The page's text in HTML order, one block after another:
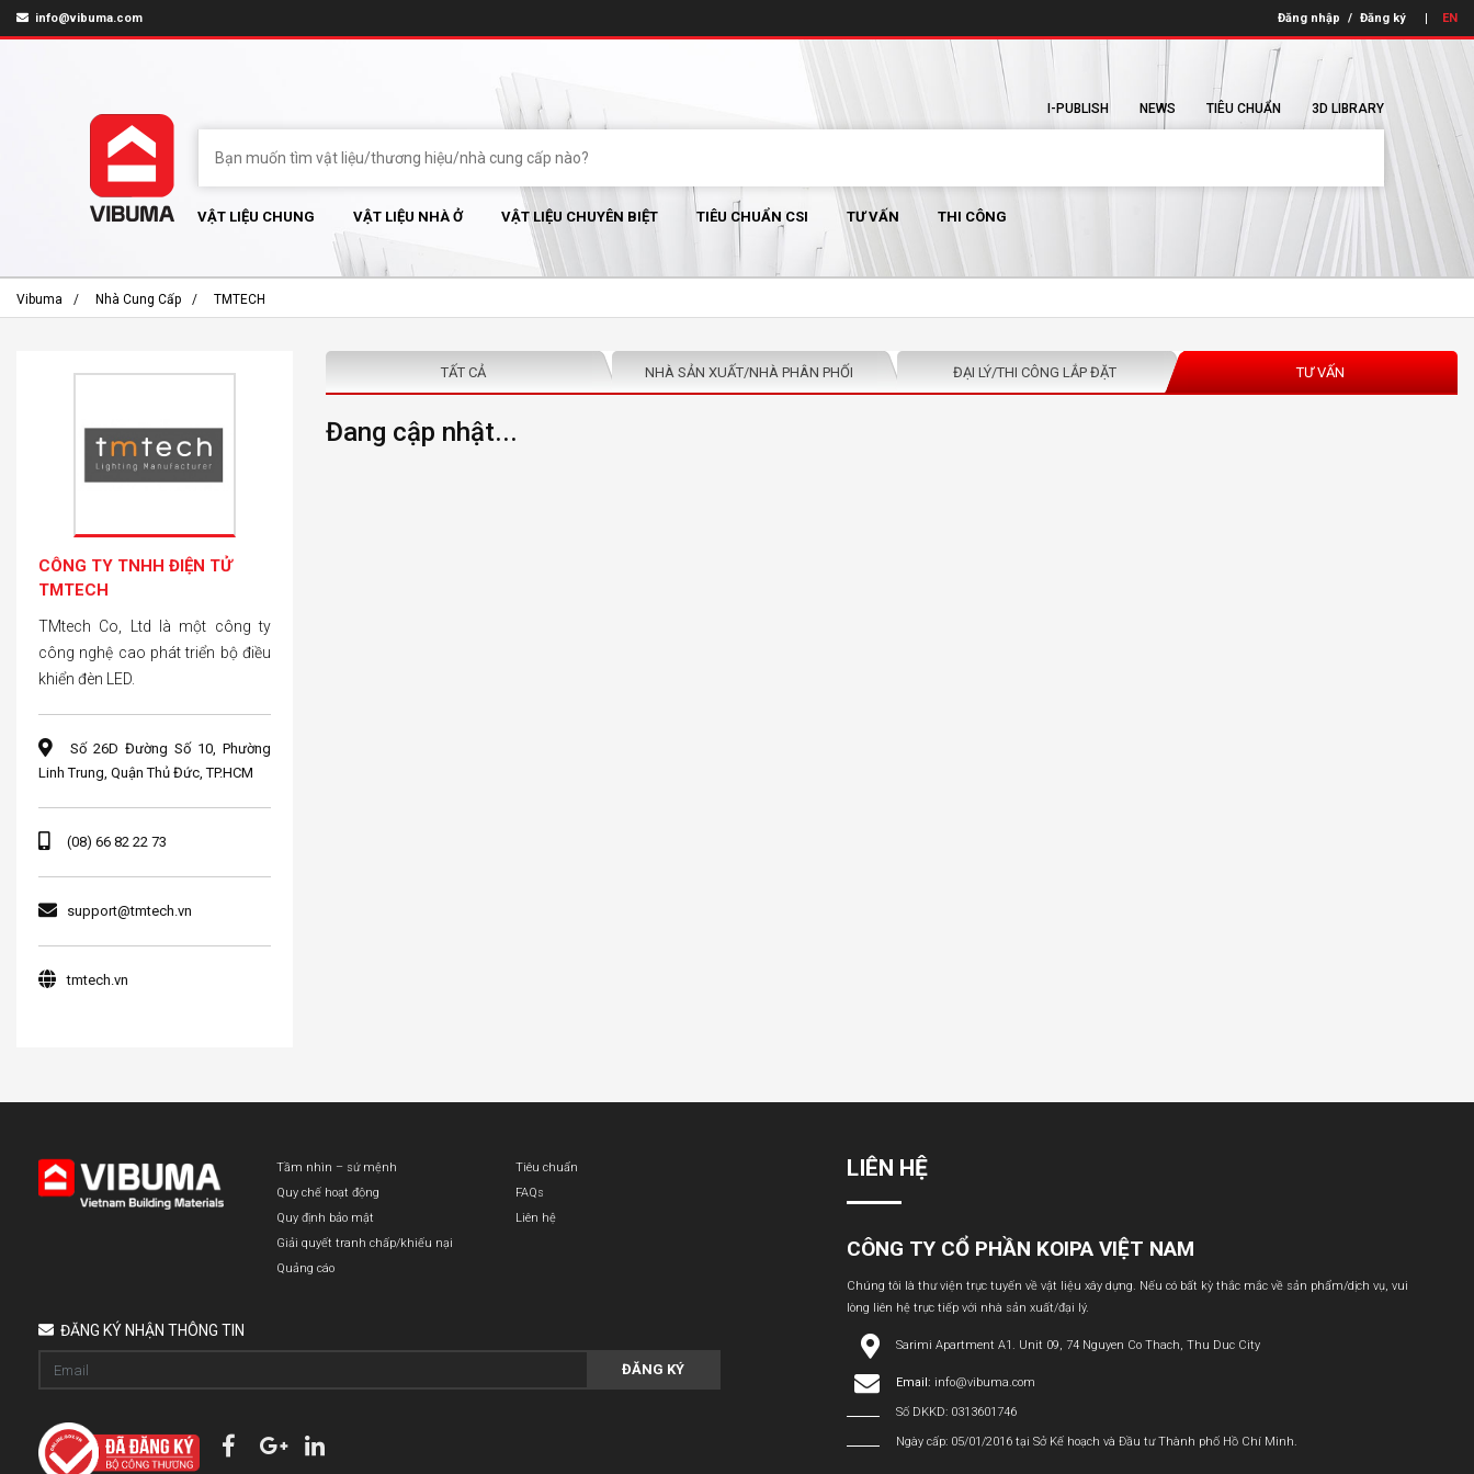
info@vibuma.com Đăng nhập / Đăng ký EN
I-PUBLISH NEWS TIÊU CHUẨN 3D LIBRARY
VẬT LIỆU CHUNG VẬT LIỆU NHÀ Ở VẬT LIỆU CHUYÊN BIỆT TIÊU CHUẨN CSI TƯ VẤN THI CÔNG
Vibuma Nhà Cung Cấp TMTECH
TẤT CẢ NHÀ SẢN XUẤT/NHÀ PHÂN PHỐI ĐẠI LÝ/THI CÔNG LẮP ĐẶT TƯ VẤN
Đang cập nhật...
CÔNG TY TNHH ĐIỆN TỬ
TMTECH
TMtech Co, Ltd là một công ty
công nghệ cao phát triển bộ điều
khiển đèn LED.
Số 26D Đường Số 10, Phường
Linh Trung, Quận Thủ Đức, TP.HCM
(08) 66 82 22 73
support@tmtech.vn
tmtech.vn
Tầm nhìn – sứ mệnh
Quy chế hoạt động
Quy định bảo mật
Giải quyết tranh chấp/khiếu nại
Quảng cáo
Tiêu chuẩn
FAQs
Liên hệ
ĐĂNG KÝ NHẬN THÔNG TIN
ĐĂNG KÝ
LIÊN HỆ
CÔNG TY CỔ PHẦN KOIPA VIỆT NAM
Chúng tôi là thư viện trực tuyến về vật liệu xây dựng. Nếu có bất kỳ thắc mắc về sản phẩm/dịch vụ, vui
lòng liên hệ trực tiếp với nhà sản xuất/đại lý.
Sarimi Apartment A1. Unit 09, 74 Nguyen Co Thach, Thu Duc City
Email: info@vibuma.com
Số DKKD: 0313601746
Ngày cấp: 05/01/2016 tại Sở Kế hoạch và Đầu tư Thành phố Hồ Chí Minh.